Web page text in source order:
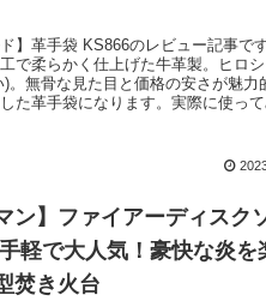
ド】革手袋 KS866のレビュー記事で
で柔らかく仕上げた牛革製。ヒロ
。無骨な見た目と価格の安さが魅力
た革手袋になります。実際に使って
ン】ファイアーディスク
軽で大人気！豪快な炎を
焚き火台